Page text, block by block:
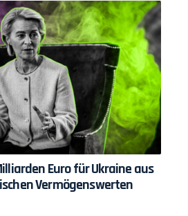
Euro für Ukraine aus
Vermögenswerten